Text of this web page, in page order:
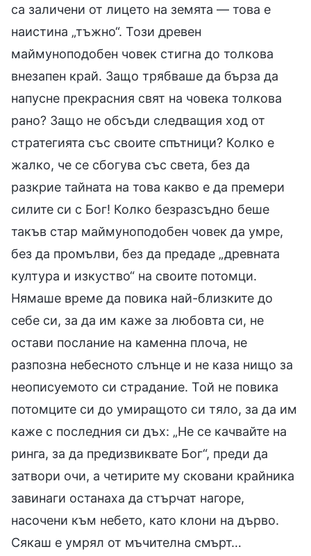
са заличени от лицето на земята — това е
наистина „тъжно“. Този древен
маймуноподобен човек стигна до толкова
внезапен край. Защо трябваше да бърза да
напусне прекрасния свят на човека толкова
рано? Защо не обсъди следващия ход от
стратегията със своите спътници? Колко е
жалко, че се сбогува със света, без да
разкрие тайната на това какво е да премери
силите си с Бог! Колко безразсъдно беше
такъв стар маймуноподобен човек да умре,
без да промълви, без да предаде „древната
култура и изкуство“ на своите потомци.
Нямаше време да повика най-близките до
себе си, за да им каже за любовта си, не
остави послание на каменна плоча, не
разпозна небесното слънце и не каза нищо за
неописуемото си страдание. Той не повика
потомците си до умиращото си тяло, за да им
каже с последния си дъх: „Не се качвайте на
ринга, за да предизвиквате Бог“, преди да
затвори очи, а четирите му сковани крайника
завинаги останаха да стърчат нагоре,
насочени към небето, като клони на дърво.
Сякаш е умрял от мъчителна смърт…